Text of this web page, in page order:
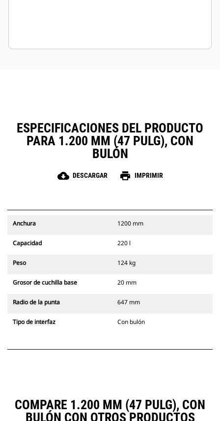
ESPECIFICACIONES DEL PRODUCTO
PARA 1.200 MM (47 PULG), CON
BULÓN
cloud_download DESCARGAR print IMPRIMIR
Anchura 1200 mm
Capacidad 220 l
Peso 124 kg
Grosor de cuchilla base 20 mm
Radio de la punta 647 mm
Tipo de interfaz Con bulón
COMPARE 1.200 MM (47 PULG), CON
BULÓN CON OTROS PRODUCTOS